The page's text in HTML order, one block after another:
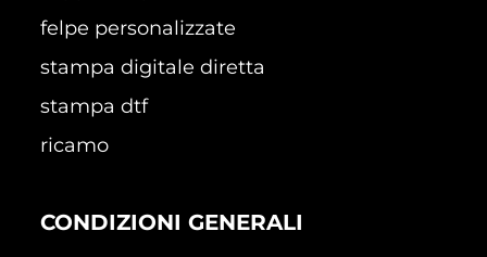
felpe personalizzate
stampa digitale diretta
stampa dtf
ricamo
CONDIZIONI GENERALI